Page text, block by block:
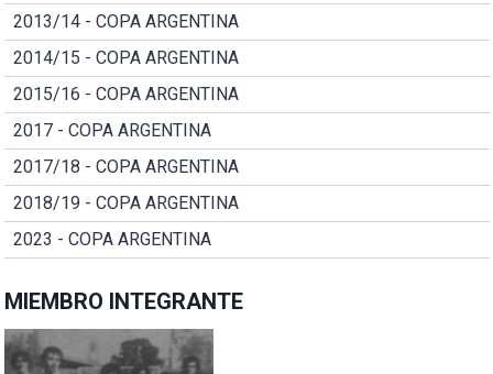
2013/14 - COPA ARGENTINA
2014/15 - COPA ARGENTINA
2015/16 - COPA ARGENTINA
2017 - COPA ARGENTINA
2017/18 - COPA ARGENTINA
2018/19 - COPA ARGENTINA
2023 - COPA ARGENTINA
MIEMBRO INTEGRANTE